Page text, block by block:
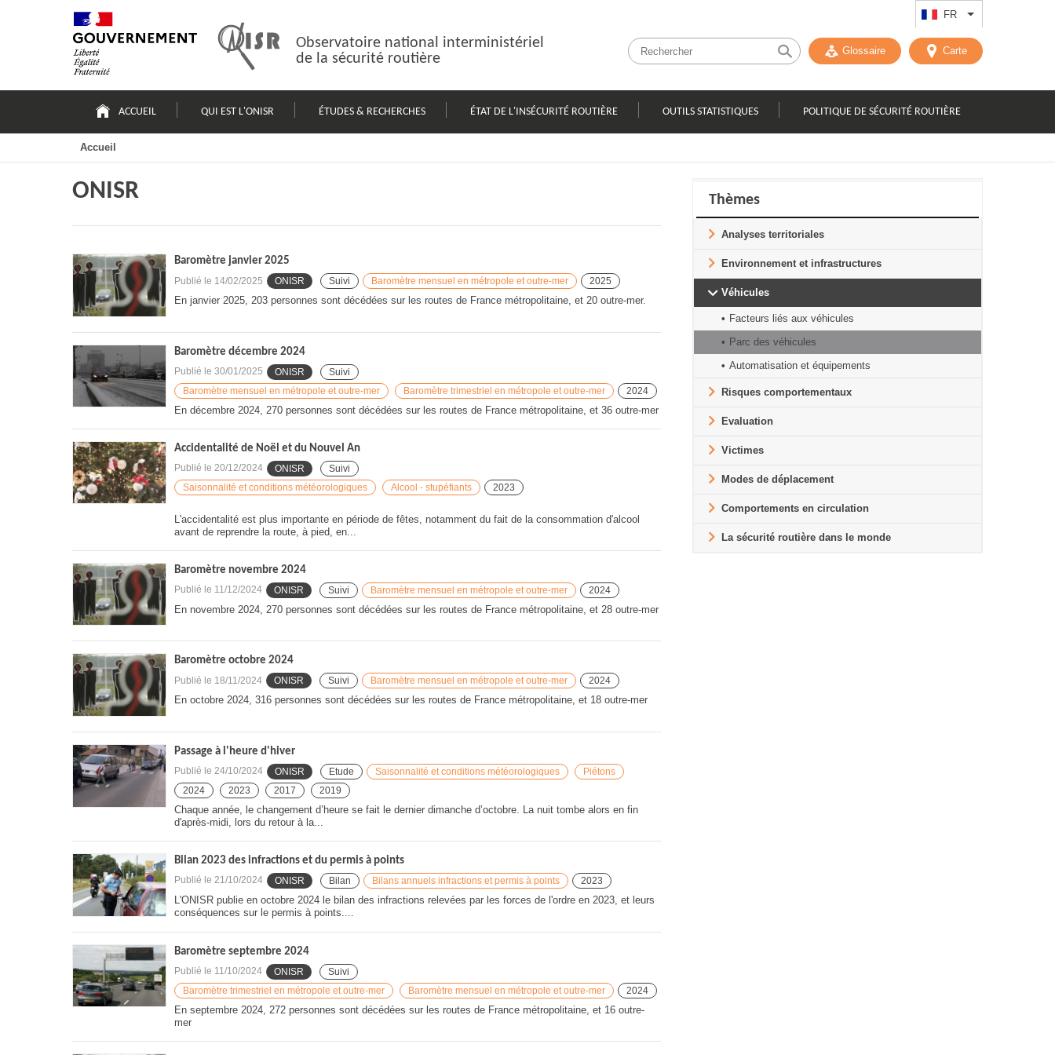
FR Lister les actions
Observatoire national interministériel
de la sécurité routière
Glossaire Carte
principale
ACCUEIL QUI EST L'ONISR ÉTUDES & RECHERCHES ÉTAT DE L'INSÉCURITÉ ROUTIÈRE OUTILS STATISTIQUES POLITIQUE DE SÉCURITÉ ROUTIÈRE
Accueil
ONISR
Baromètre janvier 2025
Publié le 14/02/2025 ONISR Suivi Baromètre mensuel en métropole et outre-mer 2025
En janvier 2025, 203 personnes sont décédées sur les routes de France métropolitaine, et 20 outre-mer.
Baromètre décembre 2024
Publié le 30/01/2025 ONISR
Suivi
Baromètre mensuel en métropole et outre-mer
Baromètre trimestriel en métropole et outre-mer 2024
En décembre 2024, 270 personnes sont décédées sur les routes de France métropolitaine, et 36 outre-mer
Accidentalité de Noël et du Nouvel An
Publié le 20/12/2024 ONISR
Suivi
Saisonnalité et conditions météorologiques
Alcool - stupéfiants 2023
L'accidentalité est plus importante en période de fêtes, notamment du fait de la consommation d'alcool
avant de reprendre la route, à pied, en...
Baromètre novembre 2024
Publié le 11/12/2024 ONISR Suivi Baromètre mensuel en métropole et outre-mer 2024
En novembre 2024, 270 personnes sont décédées sur les routes de France métropolitaine, et 28 outre-mer
Baromètre octobre 2024
Publié le 18/11/2024 ONISR Suivi Baromètre mensuel en métropole et outre-mer 2024
En octobre 2024, 316 personnes sont décédées sur les routes de France métropolitaine, et 18 outre-mer
Passage à l'heure d'hiver
Publié le 24/10/2024 ONISR Etude Saisonnalité et conditions météorologiques
Piétons
2024
2023 2017 2019
Chaque année, le changement d’heure se fait le dernier dimanche d’octobre. La nuit tombe alors en fin
d'après-midi, lors du retour à la...
Bilan 2023 des infractions et du permis à points
Publié le 21/10/2024 ONISR Bilan Bilans annuels infractions et permis à points 2023
L'ONISR publie en octobre 2024 le bilan des infractions relevées par les forces de l'ordre en 2023, et leurs
conséquences sur le permis à points....
Baromètre septembre 2024
Publié le 11/10/2024 ONISR
Suivi
Baromètre trimestriel en métropole et outre-mer
Baromètre mensuel en métropole et outre-mer 2024
En septembre 2024, 272 personnes sont décédées sur les routes de France métropolitaine, et 16 outre-
mer
Thèmes
Analyses territoriales
Environnement et infrastructures
Véhicules
Facteurs liés aux véhicules
Parc des véhicules
Automatisation et équipements
Risques comportementaux
Evaluation
Victimes
Modes de déplacement
Comportements en circulation
La sécurité routière dans le monde